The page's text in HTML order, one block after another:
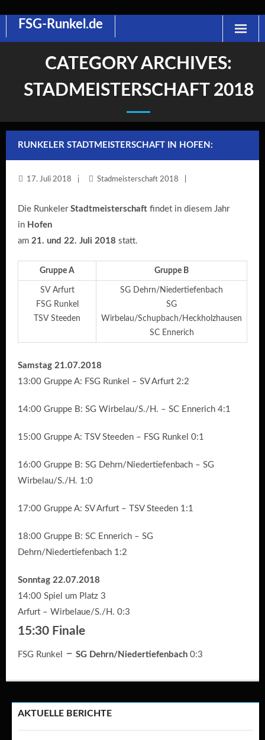
to
FSG-Runkel.de
CATEGORY ARCHIVES:
STADMEISTERSCHAFT 2018
RUNKELER STADTMEISTERSCHAFT IN HOFEN:
WIEDERUM DEHRN
17. Juli 2018 Stadmeisterschaft 2018
Die Runkeler Stadtmeisterschaft findet in diesem Jahr
in Hofen
am 21. und 22. Juli 2018 statt.
Gruppe A Gruppe B
SV Arfurt
FSG Runkel
TSV Steeden
SG Dehrn/Niedertiefenbach
SG
Wirbelau/Schupbach/Heckholzhausen
SC Ennerich
Samstag 21.07.2018
13:00 Gruppe A: FSG Runkel – SV Arfurt 2:2
14:00 Gruppe B: SG Wirbelau/S./H. – SC Ennerich 4:1
15:00 Gruppe A: TSV Steeden – FSG Runkel 0:1
16:00 Gruppe B: SG Dehrn/Niedertiefenbach – SG
Wirbelau/S./H. 1:0
17:00 Gruppe A: SV Arfurt – TSV Steeden 1:1
18:00 Gruppe B: SC Ennerich – SG
Dehrn/Niedertiefenbach 1:2
Sonntag 22.07.2018
14:00 Spiel um Platz 3
Arfurt – Wirbelaue/S./H. 0:3
15:30 Finale
FSG Runkel – SG Dehrn/Niedertiefenbach 0:3
AKTUELLE BERICHTE